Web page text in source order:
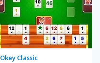
Okey Classic